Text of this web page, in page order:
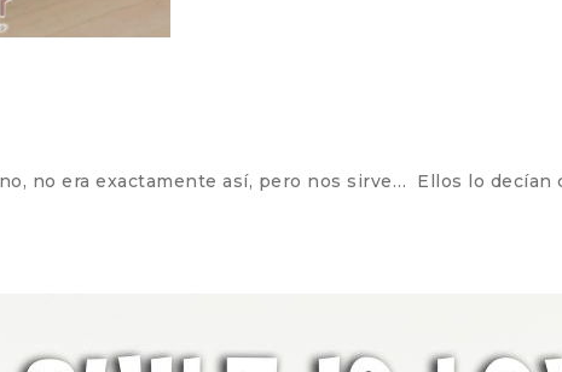
no era exactamente así, pero nos sirve… Ellos lo